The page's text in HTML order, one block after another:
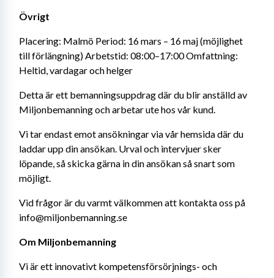
Övrigt
Placering: Malmö Period: 16 mars – 16 maj (möjlighet
till förlängning) Arbetstid: 08:00–17:00 Omfattning:
Heltid, vardagar och helger
Detta är ett bemanningsuppdrag där du blir anställd av
Miljonbemanning och arbetar ute hos vår kund.
Vi tar endast emot ansökningar via vår hemsida där du
laddar upp din ansökan. Urval och intervjuer sker
löpande, så skicka gärna in din ansökan så snart som
möjligt.
Vid frågor är du varmt välkommen att kontakta oss på
info@miljonbemanning.se
Om Miljonbemanning
Vi är ett innovativt kompetensförsörjnings- och